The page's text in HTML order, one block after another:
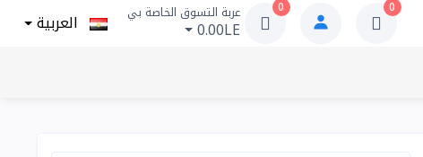
0
0 عربة التسوق الخاصة بي
0.00LE العربية